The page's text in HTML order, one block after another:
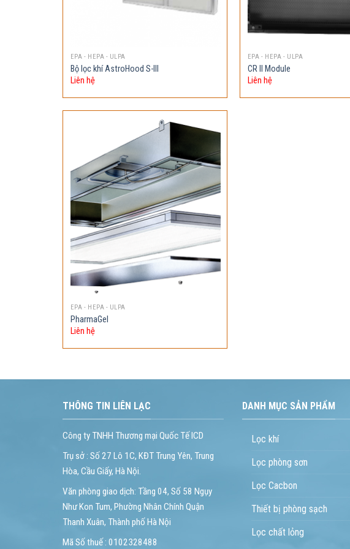
EPA - HEPA - ULPA
Bộ lọc khí AstroHood S-III
Liên hệ
EPA - HEPA - ULPA
CR II Module
Liên hệ
EPA - HEPA - ULPA
PharmaGel
Liên hệ
THÔNG TIN LIÊN LẠC
Công ty TNHH Thương mại Quốc Tế ICD
Trụ sở : Số 27 Lô 1C, KĐT Trung Yên, Trung
Hòa, Cầu Giấy, Hà Nội.
Văn phòng giao dịch: Tầng 04, Số 58 Ngụy
Như Kon Tum, Phường Nhân Chính Quận
Thanh Xuân, Thành phố Hà Nội
Mã Số thuế : 0102328488
DANH MỤC SẢN PHẨM
Lọc khí
Lọc phòng sơn
Lọc Cacbon
Thiết bị phòng sạch
Lọc chất lỏng